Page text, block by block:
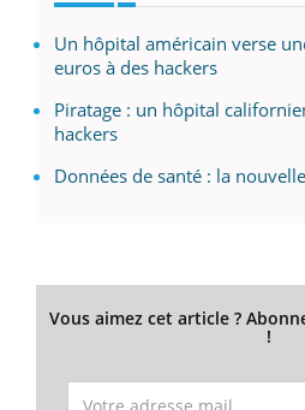
Un hôpital américain verse
euros à des hackers
Piratage : un hôpital
hackers
Données de santé : la
Vous aimez cet article ?
!